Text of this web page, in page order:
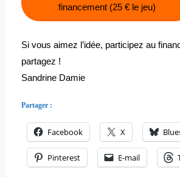
financement (25 € le jeu)
Si vous aimez l’idée, participez au
partagez !
Sandrine Damie
Partager :
Facebook X
Pinterest E-mail